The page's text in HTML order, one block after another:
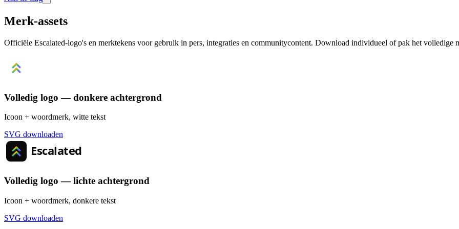
Merk-assets
Officiële Escalated-logo's en merktekens voor gebruik in pers, integraties en communitycontent. Download individueel of pak het volledige
Volledig logo — donkere achtergrond
Icoon + woordmerk, witte tekst
SVG downloaden
Volledig logo — lichte achtergrond
Icoon + woordmerk, donkere tekst
SVG downloaden